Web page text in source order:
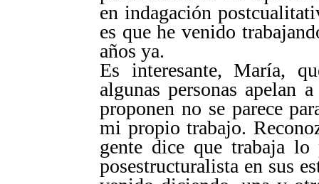
en indagación
es que he venido
años ya.
Es interesante, María,
algunas personas apelan
proponen no se parece
mi propio trabajo.
gente dice que trabaja
posestructuralista en sus